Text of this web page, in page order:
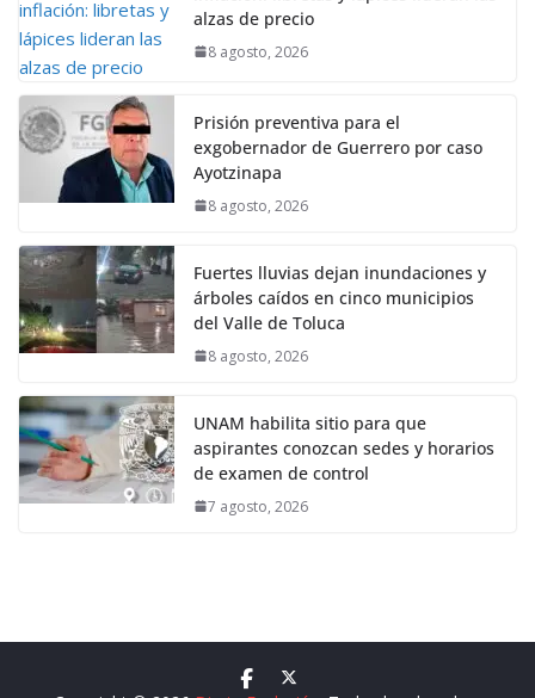
alzas de precio
8 agosto, 2026
Prisión preventiva para el
exgobernador de Guerrero por caso
Ayotzinapa
8 agosto, 2026
Fuertes lluvias dejan inundaciones y
árboles caídos en cinco municipios
del Valle de Toluca
8 agosto, 2026
UNAM habilita sitio para que
aspirantes conozcan sedes y horarios
de examen de control
7 agosto, 2026